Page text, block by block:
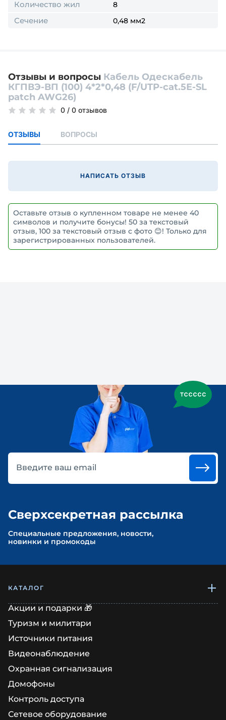
Количество жил 8
Сечение 0,48 мм2
Отзывы и вопросы Кабель Одескабель
КГПВЭ-ВП (100) 4*2*0,48 (F/UTP-cat.5Е-SL
patch AWG26)
0 / 0 отзывов
ОТЗЫВЫ ВОПРОСЫ
НАПИСАТЬ ОТЗЫВ
Оставьте отзыв о купленном товаре не менее 40
символов и получите бонусы! 50 за текстовый
отзыв, 100 за текстовый отзыв с фото 😊! Только для
зарегистрированных пользователей.
Введите ваш email
Сверхсекретная рассылка
Cпециальные предложения, новости,
новинки и промокоды
КАТАЛОГ
Акции и подарки 🎁
Туризм и милитари
Источники питания
Видеонаблюдение
Охранная сигнализация
Домофоны
Контроль доступа
Сетевое оборудование